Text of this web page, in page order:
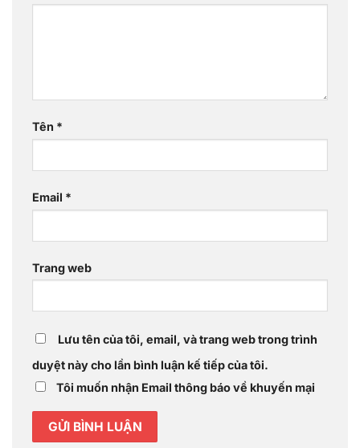
Tên *
Email *
Trang web
Lưu tên của tôi, email, và trang web trong trình
duyệt này cho lần bình luận kế tiếp của tôi.
Tôi muốn nhận Email thông báo về khuyến mại